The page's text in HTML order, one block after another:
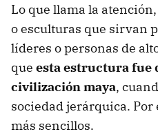
Lo que llama la
o esculturas que sirvan
líderes o personas de
que esta estructura fue
civilización maya,
sociedad jerárquica.
más sencillos.